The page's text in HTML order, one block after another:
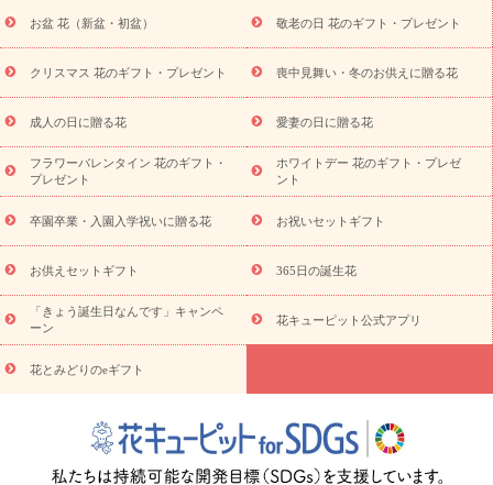
お盆（新盆・初盆）
お祝い返し お見舞い
お取り
プリザーブドフラワー
スタイルから探す
アレンジメント
蘭・花鉢
ミディ胡蝶蘭・お祝い ミディ胡蝶蘭・お供え
の青色胡蝶蘭
観葉植物 観葉植物 産直多肉植物
プリザーブ
ドフラワー
お祝い お供え・お悔やみ 花とセットギフト
ミオーダー
プチギフト（hanamore -ハナモア-）
花とみどりの
eギフト
花キューピットのeGfit カラー ピンク
レンジ
レッド お花の種類 バラ ユリ トルコキキョウ
予
算から探す
お祝い お祝い・3000円～ お祝い・
お祝い・5000円～ お祝い・7000円～ お祝い・10000円～
お供え・お悔やみ
お供え・お悔やみ・3000円～
お供え・お
悔やみ・5000円～ お供え・お悔やみ・7000円～
お供え・お悔
やみ・10000円～
365日の誕生花カレンダー
開店・開業祝
お祝いを贈るときのマナー・
花キューピットのお祝いコラム一覧
誕生日のお花を「色
彩心理学」で選ぶ方法
結婚祝いの予算相場
出産祝いお役立ち情
お盆 花（新盆・初盆） 敬老の日 花のギフト・プレゼント
クリスマス 花のギフト・プレゼント 喪中見舞い・冬のお供えに贈る花
成人の日に贈る花 愛妻の日に贈る花
フラワーバレンタイン 花のギフト・
プレゼント
ホワイトデー 花のギフト・プレゼ
ント
卒園卒業・入園入学祝いに贈る花 お祝いセットギフト
お供えセットギフト 365日の誕生花
「きょう誕生日なんです」キャンペ
ーン
花キューピット公式アプリ
花とみどりのeギフト